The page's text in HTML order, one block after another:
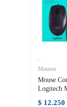
Mouses
Mouse
Logitech
$ 12.250